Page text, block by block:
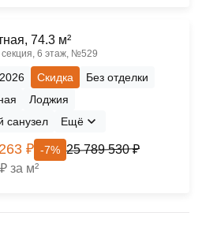
74.3 м²
секция, 6 этаж, №529
Скидка
Без отделки
Лоджия
санузел
Ещё
₽ -7% 25 789 530 ₽
за м²